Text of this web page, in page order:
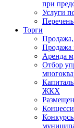
при
Услуги
Торги
Продажа,
Продажа
Аренда
Отбор
ЖКХ